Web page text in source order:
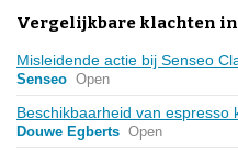
Vergelijkbare klachten
Misleidende actie bij Senseo
Senseo Open
Beschikbaarheid van espresso
Douwe Egberts Open